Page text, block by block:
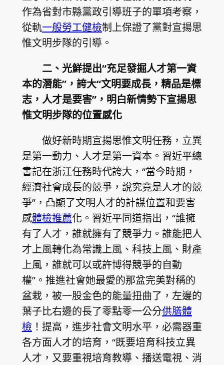
作為省對市縣黨政引導班子的單項考察，
從軌一般勞工健檢制上保證了黨對宣揚思
惟文明步隊的引導。
二、光鮮提出“充足發掘人才第一資
本的潛能”，誇大“文明要成長，精品是標
志，人才是要害”，明白新情勢下宣揚思
惟文明步隊的位置感化
做好新時期宣揚思惟文明任務，立異
是第一動力、人才是第一資本。習近平總
書記在浙江任務時代誇大，“當今時期，
經濟社會成長的競爭，說究竟是人才的競
爭”，凸顯了文明人才的計謀位置和要害
感體檢推薦化。習近平同道指出，“誰擁
有了人才，誰就擁有了競爭力。誰能把人
才上風轉化為常識上風、科技上風、財產
上風，誰就可以或許博得競爭的自動
權”。推進社會她最愛的那盆完美對稱的
盆栽，被一股金色的能量扭曲了，左邊的
葉子比右邊的長了零點零一公分供膳體
檢 ！提高，進步社會文明水平，必需器重
各方面人才的培育，“既要培育科技立異
人才，又要重視培育教導、播送電視、消